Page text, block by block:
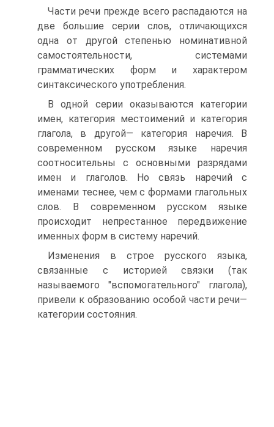
Части речи прежде всего распадаются на
две большие серии слов, отличающихся
одна от другой степенью номинативной
самостоятельности, системами
грамматических форм и характером
синтаксического употребления.
В одной серии оказываются категории
имен, категория местоимений и категория
глагола, в другой— категория наречия. В
современном русском языке наречия
соотносительны с основными разрядами
имен и глаголов. Но связь наречий с
именами теснее, чем с формами глагольных
слов. В современном русском языке
происходит непрестанное передвижение
именных форм в систему наречий.
Изменения в строе русского языка,
связанные с историей связки (так
называемого "вспомогательного" глагола),
привели к образованию особой части речи—
категории состояния.